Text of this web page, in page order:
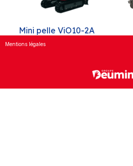
Mini pelle ViO10-2A
Mentions légales